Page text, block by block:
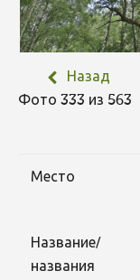
Назад
Фото 333 из 563
Место
Название/
названия